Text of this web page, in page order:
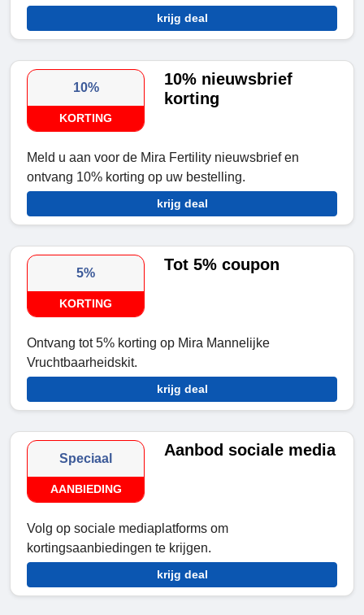
krijg deal
10%
KORTING
10% nieuwsbrief
korting
Meld u aan voor de Mira Fertility nieuwsbrief en
ontvang 10% korting op uw bestelling.
krijg deal
5%
KORTING
Tot 5% coupon
Ontvang tot 5% korting op Mira Mannelijke
Vruchtbaarheidskit.
krijg deal
Speciaal
AANBIEDING
Aanbod sociale media
Volg op sociale mediaplatforms om
kortingsaanbiedingen te krijgen.
krijg deal